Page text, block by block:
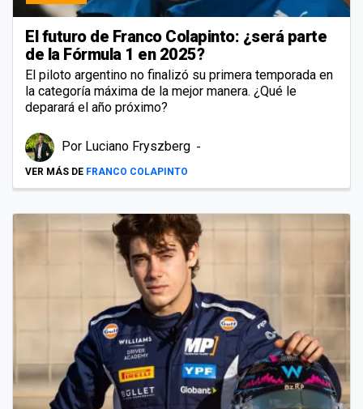
El futuro de Franco Colapinto: ¿será parte
de la Fórmula 1 en 2025?
El piloto argentino no finalizó su primera temporada en
la categoría máxima de la mejor manera. ¿Qué le
deparará el año próximo?
Por Luciano Fryszberg
VER MÁS DE FRANCO COLAPINTO